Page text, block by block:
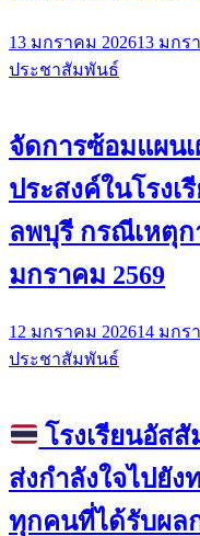
13 มกราคม 202613 มกร
ประชาสัมพันธ์
จัดการซ้อมแผน
ประสงค์ในโรง
ลพบุรี กรณีเหตุ
มกราคม 2569
12 มกราคม 202614 มกร
ประชาสัมพันธ์
โรงเรียนอัส
ส่งกำลังใจไปยั
ทุกคนที่ได้รับผล